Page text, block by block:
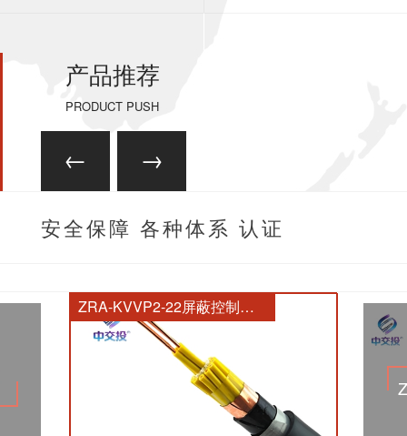
产品推荐
PRODUCT PUSH
安全保障 各种体系 认证
ZRA-KVVP2-22屏蔽控制电缆